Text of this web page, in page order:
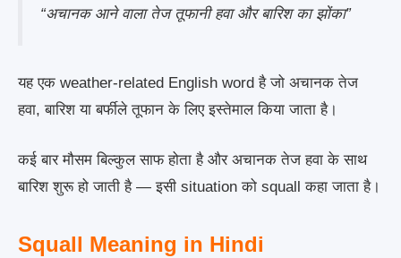
“अचानक आने वाला तेज तूफानी हवा और बारिश का झोंका”
यह एक weather-related English word है जो अचानक तेज
हवा, बारिश या बर्फीले तूफान के लिए इस्तेमाल किया जाता है।
कई बार मौसम बिल्कुल साफ होता है और अचानक तेज हवा के साथ
बारिश शुरू हो जाती है — इसी situation को squall कहा जाता है।
Squall Meaning in Hindi